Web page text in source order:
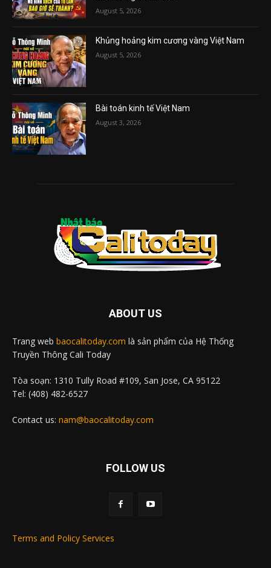
August 5, 2026
Khủng hoảng kim cương vàng Việt Nam
August 5, 2026
Bài toán kinh tế Việt Nam
August 3, 2026
ABOUT US
Trang web baocalitoday.com là sản phẩm của Hệ Thống
Truyền Thông Cali Today
Tòa soạn: 1310 Tully Road #109, San Jose, CA 95122
Tel: (408) 482-6527
Contact us: nam@baocalitoday.com
FOLLOW US
Terms and Policy Services